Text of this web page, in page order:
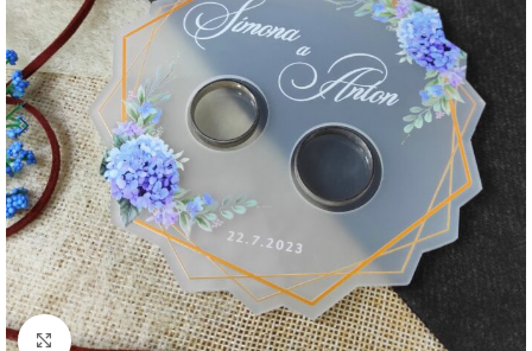
Klikni pre zväčšenie